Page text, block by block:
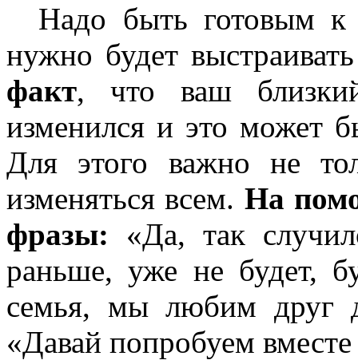
Надо быть готовым к
нужно будет
факт, что ваш
изменился и это может
Для этого важно не
изменяться всем. На
фразы: «Да, так
раньше, уже не будет,
семья, мы любим друг
«Давай попробуем